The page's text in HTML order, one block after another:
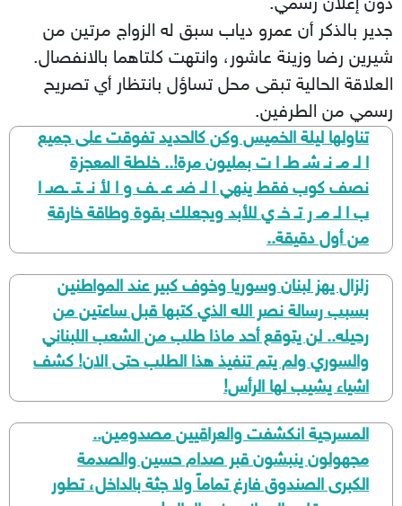
دون إعلان رسمي.
جدير بالذكر أن عمرو دياب سبق له الزواج مرتين من
شيرين رضا وزينة عاشور، وانتهت كلتاهما بالانفصال.
العلاقة الحالية تبقى محل تساؤل بانتظار أي تصريح
رسمي من الطرفين.
تناولها ليلة الخميس وكن كالحديد تفوقت على جميع
ا لـ مـ نـ شـ طـ ا ت بمليون مرة!.. خلطة المعجزة
نصف كوب فقط ينهي ا لـ ضـ عـ ـف و ا لأ نـ ـتـ ـصـ ا
ب ا لـ مـ ر تـ خـ ي للأبد ويجعلك بقوة وطاقة خارقة
من أول دقيقة..
زلزال يهز لبنان وسوريا وخوف كبير عند المواطنين
بسبب رسالة نصر الله الذي كتبها قبل ساعتين من
رحيله.. لن يتوقع أحد ماذا طلب من الشعب اللبناني
والسوري ولم يتم تنفيذ هذا الطلب حتى الان! كشف
اشياء يشيب لها الرأس!
المسرحية انكشفت والعراقيين مصدومين..
مجهولون ينبشون قبر صدام حسين والصدمة
الكبرى الصندوق فارغ تماماً ولا جثة بالداخل، تطور